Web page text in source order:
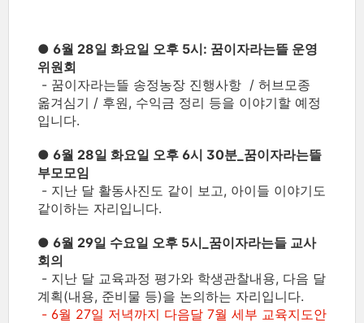
● 6월 28일 화요일 오후 5시: 꿈이자라는뜰 운영
위원회
- 꿈이자라는뜰 송정농장 진행사항 / 허브모종
옮겨심기 / 후원, 수익금 정리 등을 이야기할 예정
입니다.
● 6월 28일 화요일 오후 6시 30분_꿈이자라는뜰
부모모임
- 지난 달 활동사진도 같이 보고, 아이들 이야기도
같이하는 자리입니다.
● 6월 29일 수요일 오후 5시_꿈이자라는들 교사
회의
- 지난 달 교육과정 평가와 학생관찰내용, 다음 달
계획(내용, 준비물 등)을 논의하는 자리입니다.
- 6월 27일 저녁까지 다음달 7월 세부 교육지도안